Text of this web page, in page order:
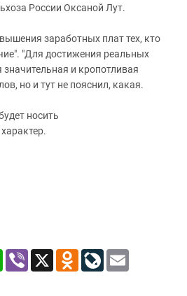
России Оксаной Лут.
заработных плат тех, кто
"Для достижения реальных
значительная и кропотливая
но и тут не пояснил, какая.
носить
WhatsApp
Viber X Odnoklassniki
LiveJournal
Email